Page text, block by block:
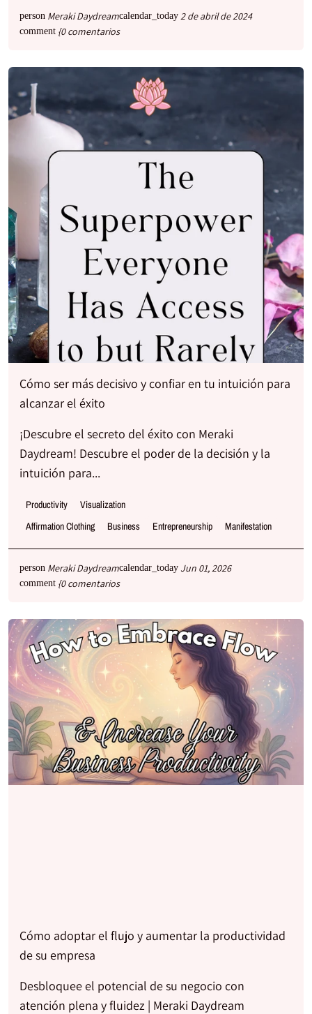
person Meraki Daydreamcalendar_today 2 de abril de 2024
comment {0 comentarios
Cómo ser más decisivo y confiar en tu intuición para
alcanzar el éxito
¡Descubre el secreto del éxito con Meraki
Daydream! Descubre el poder de la decisión y la
intuición para...
Affirmation Clothing Business Entrepreneurship Manifestation
Productivity Visualization
person Meraki Daydreamcalendar_today Jun 01, 2026
comment {0 comentarios
Cómo adoptar el flujo y aumentar la productividad
de su empresa
Desbloquee el potencial de su negocio con
atención plena y fluidez | Meraki Daydream